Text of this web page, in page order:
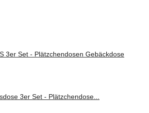
3er Set - Plätzchendosen Gebäckdose